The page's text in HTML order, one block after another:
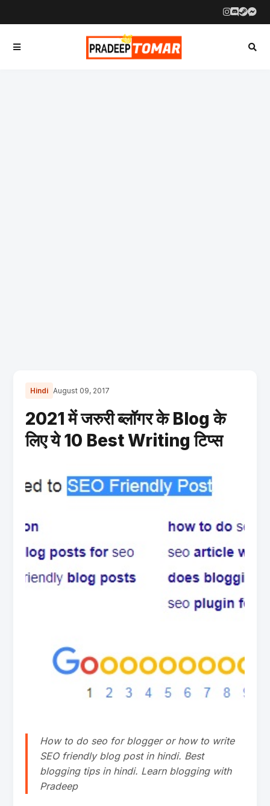
Hindi August 09, 2017
2021 में जरुरी ब्लॉगर के Blog के
लिए ये 10 Best Writing टिप्स
How to do seo for blogger or how to write
SEO friendly blog post in hindi. Best
blogging tips in hindi. Learn blogging with
Pradeep